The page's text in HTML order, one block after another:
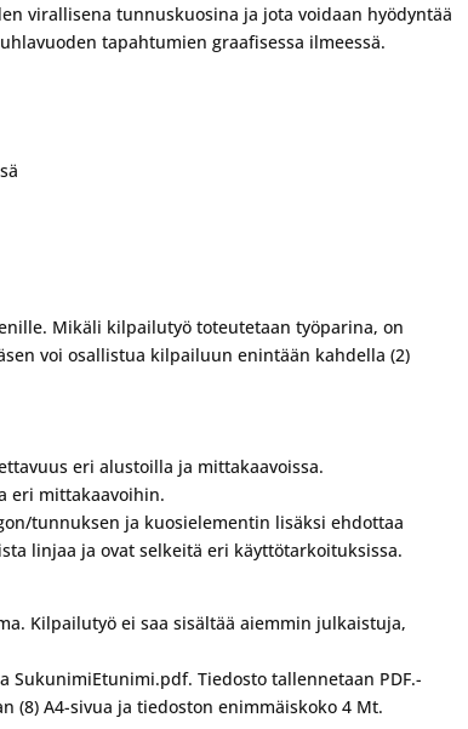
virallisena tunnuskuosina ja jota voidaan hyödyntää
tapahtumien graafisessa ilmeessä.
Mikäli kilpailutyö toteutetaan työparina, on
voi osallistua kilpailuun enintään kahdella (2)
eri alustoilla ja mittakaavoissa.
eri mittakaavoihin.
tunnuksen ja kuosielementin lisäksi ehdottaa
linjaa ja ovat selkeitä eri käyttötarkoituksissa.
Kilpailutyö ei saa sisältää aiemmin julkaistuja,
Tiedosto tallennetaan PDF.-
(8) A4-sivua ja tiedoston enimmäiskoko 4 Mt.